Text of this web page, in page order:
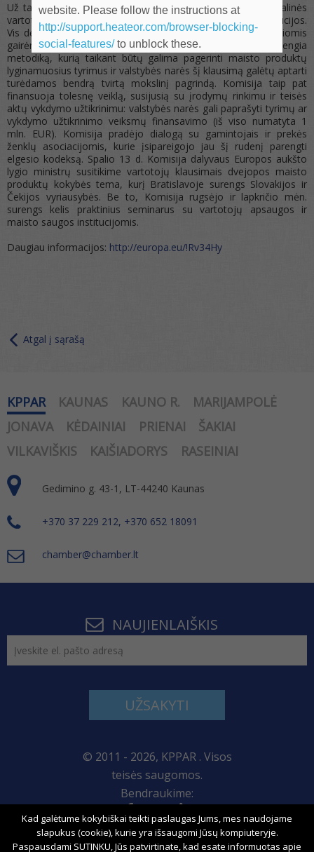
Už tai, kad įmonės laikytųsi ES teisės aktų, atsako nacionalinės
vartotojų apsaugos ir už maisto produktus atsakingos institucijos.
Vis dėlto Europos Komisija yra įsipareigojusi joms padėti šiomis
gairėmis ir kitomis priemonėmis. Komisija šiuo metu rengia
metodiką, kurią taikant būtų galima pagerinti maisto produktų
lyginamuosius tyrimus ir valstybės narės šį klausimą galėtų aptarti
turėdamos bendrą tvirtą mokslinį pagrindą. Komisija taip pat
finansuoja tolesnę veiklą, susijusią su įrodymų rinkimu ir teisės
aktų vykdymo užtikrinimu: valstybės narės gali paprašyti tyrimų ar
vykdymo užtikrinimo veiksmų finansavimo (iš viso numatyta 1
mln. EUR). Komisija pradėjo dialogą su gamintojais ir prekės
ženklų asociacijomis, kurie įsipareigojo jau šį rudenį parengti
elgesio kodeksą. Spalio 13 d. Komisija dalyvaus Europos aukšto
lygio ministrų susitikime vartotojų klausimais dvejopos maisto
produktų kokybės tema, kurį Bratislavoje surengs Slovakijos ir
Čekijos vyriausybės. Be to, Komisija rugsėjo ir lapkričio mėn.
surengs kelis praktinius seminarus su vartotojų apsaugos ir
maisto saugos institucijomis.
Daugiau informacijos: http://europa.eu/!Rv34Hy
Atgal į sąrašą
KPPAR KAUNAS KAUNO R.
MARIJAMPOLĖ
JONAVA
KĖDAINIAI PRIENAI
ŠAKIAI
VILKAVIŠKIS
KAIŠIADORYS RASEINIAI
Gedimino g. 43-1, LT-44240 Kaunas
+370 37 229 212, +370 652 18091
chamber@chamber.lt
NAUJIENLAIŠKIS
UŽSAKYTI
© 2011 - 2026, KPPAR . Visos
teisės saugomos.
Bendraukime:
Svetainės žemėlapis
Kad galėtume kokybiškai teikti paslaugas Jums, mes naudojame
slapukus (cookie), kurie yra išsaugomi Jūsų kompiuteryje.
Paspausdami SUTINKU, Jūs patvirtinate, kad esate informuotas apie
website. Please follow the instructions at
http://support.heateor.com/browser-blocking-
social-features/to unblock these.